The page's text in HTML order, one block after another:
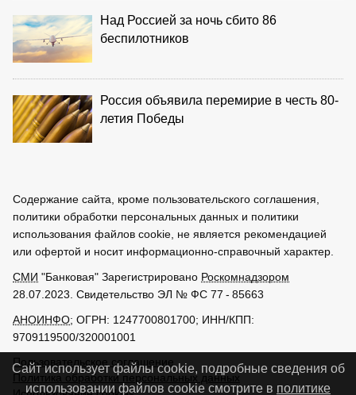
Над Россией за ночь сбито 86
беспилотников
Россия объявила перемирие в честь 80-
летия Победы
Содержание сайта, кроме пользовательского соглашения,
политики обработки персональных данных и политики
использования файлов cookie, не является рекомендацией
или офертой и носит информационно-справочный характер.
СМИ "Банковая" Зарегистрировано Роскомнадзором
28.07.2023. Свидетельство ЭЛ № ФС 77 - 85663
АНОИНФО; ОГРН: 1247700801700; ИНН/КПП:
9709119500/320001001
Пользовательское соглашение
Политика обработки персональных данных
Сайт использует файлы cookie, подробные сведения об
использовании файлов cookie смотрите в политике